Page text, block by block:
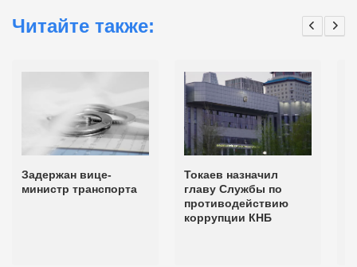
Читайте также:
Задержан вице-
министр транспорта
Токаев назначил
главу Службы по
противодействию
коррупции КНБ